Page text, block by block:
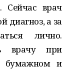
Сейчас врач
диагноз, а за
лично.
врачу при
бумажном и